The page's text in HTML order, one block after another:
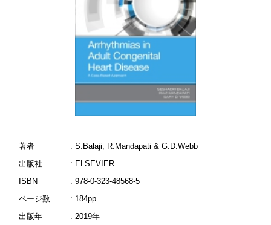
著者
: S.Balaji, R.Mandapati & G.D.Webb
出版社
: ELSEVIER
ISBN
: 978-0-323-48568-5
ページ数
: 184pp.
出版年
: 2019年